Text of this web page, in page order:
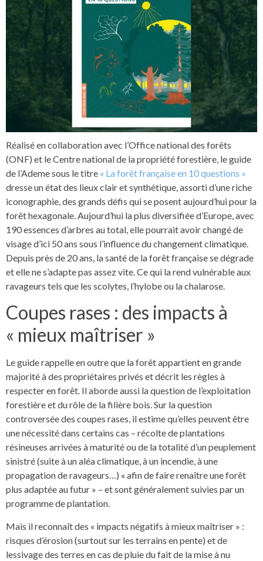
Réalisé en collaboration avec l’Office national des forêts
(ONF) et le Centre national de la propriété forestière, le guide
de l’Ademe sous le titre « La forêt française en 10 questions »
dresse un état des lieux clair et synthétique, assorti d’une riche
iconographie, des grands défis qui se posent aujourd’hui pour la
forêt hexagonale. Aujourd’hui la plus diversifiée d’Europe, avec
190 essences d’arbres au total, elle pourrait avoir changé de
visage d’ici 50 ans sous l’influence du changement climatique.
Depuis près de 20 ans, la santé de la forêt française se dégrade
et elle ne s’adapte pas assez vite. Ce qui la rend vulnérable aux
ravageurs tels que les scolytes, l’hylobe ou la chalarose.
Coupes rases : des impacts à
« mieux maîtriser »
Le guide rappelle en outre que la forêt appartient en grande
majorité à des propriétaires privés et décrit les règles à
respecter en forêt. Il aborde aussi la question de l’exploitation
forestière et du rôle de la filière bois. Sur la question
controversée des coupes rases, il estime qu’elles peuvent être
une nécessité dans certains cas – récolte de plantations
résineuses arrivées à maturité ou de la totalité d’un peuplement
sinistré (suite à un aléa climatique, à un incendie, à une
propagation de ravageurs…) « afin de faire renaître une forêt
plus adaptée au futur » – et sont généralement suivies par un
programme de plantation.
Mais il reconnaît des « impacts négatifs à mieux maîtriser » :
risques d’érosion (surtout sur les terrains en pente) et de
lessivage des terres en cas de pluie du fait de la mise à nu